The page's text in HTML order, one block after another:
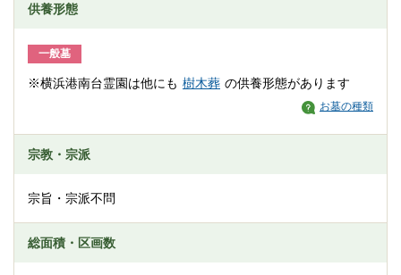
供養形態
一般墓
お墓の種類
※横浜港南台霊園は他にも 樹木葬 の供養形態があります
宗教・宗派
宗旨・宗派不問
総面積・区画数